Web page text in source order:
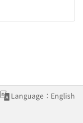
Language：English